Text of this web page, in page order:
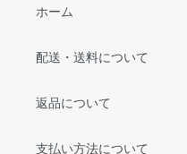
ホーム
配送・送料について
返品について
支払い方法について